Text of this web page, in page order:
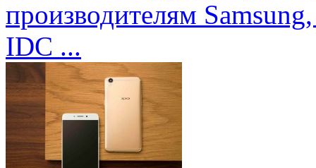
производителям
IDC ...